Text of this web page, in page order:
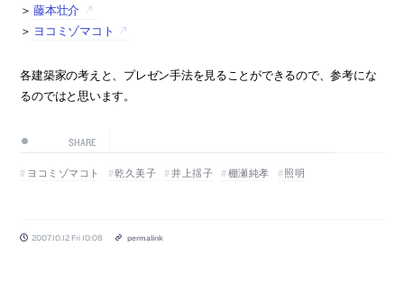
＞ 藤本壮介
＞ ヨコミゾマコト
各建築家の考えと、プレゼン手法を見ることができるので、参考にな
るのではと思います。
SHARE
ヨコミゾマコト 乾久美子 井上揺子 棚瀬純孝 照明
2007.10.12 Fri 10:08 permalink